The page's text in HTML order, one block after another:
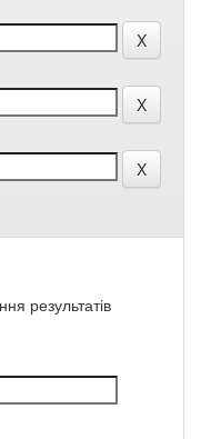
результатів